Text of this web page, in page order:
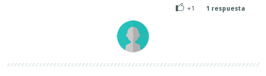
+1
1 respuesta